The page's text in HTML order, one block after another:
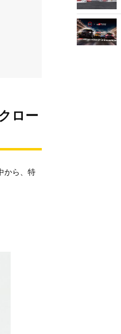
ロー
から、特